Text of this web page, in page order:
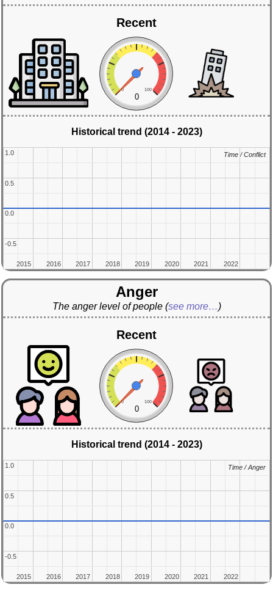
Recent
0 100
0
Historical trend (2014 - 2023)
2015
2015 2016
2016 2017
2017 2018
2018 2019
2019 2020
2020 2021
2021 2022
2022
-0.5
-0.5
0.0
0.0
0.5
0.5
1.0
1.0 Time / Conflict
Time / Conflict
Anger
The anger level of people (see more…)
Recent
0 100
0
Historical trend (2014 - 2023)
2015
2015 2016
2016 2017
2017 2018
2018 2019
2019 2020
2020 2021
2021 2022
2022
-0.5
-0.5
0.0
0.0
0.5
0.5
1.0
1.0 Time / Anger
Time / Anger